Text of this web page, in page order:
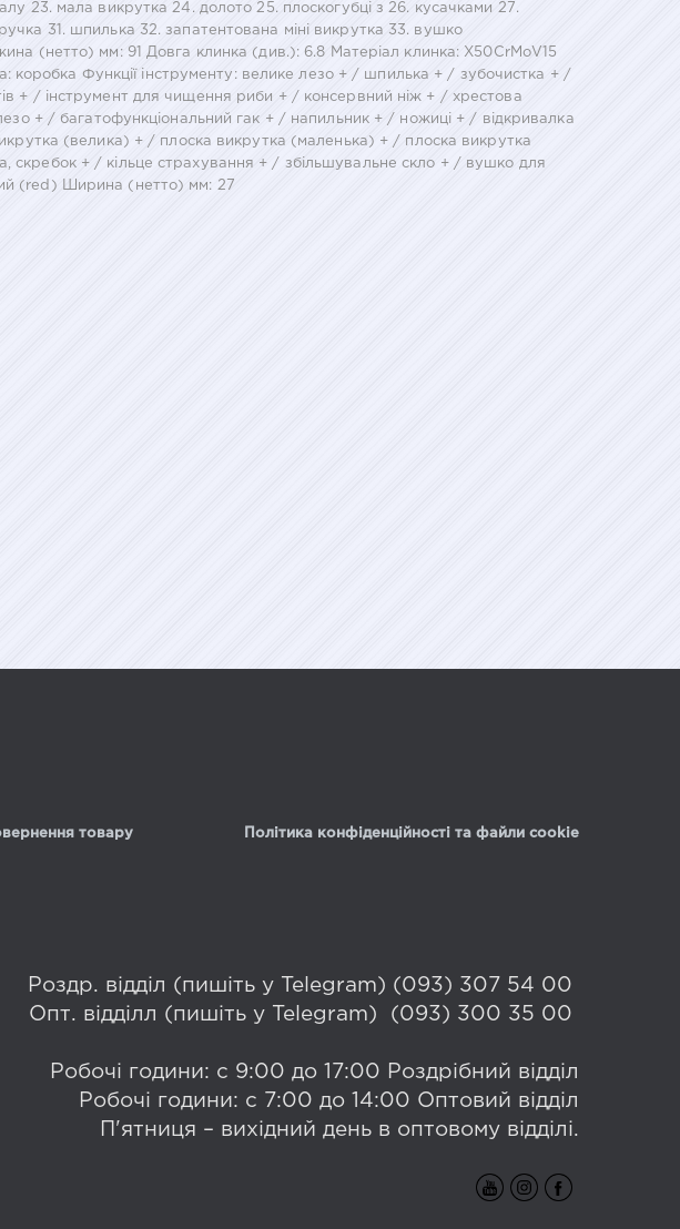
23. мала викрутка 24. долото 25. плоскогубці з 26. кусачками 27.
31. шпилька 32. запатентована міні викрутка 33. вушко
(нетто) мм: 91 Довга клинка (див.): 6.8 Матеріал клинка: X50CrMoV15
Функції інструменту: велике лезо + / шпилька + / зубочистка + /
+ / інструмент для чищення риби + / консервний ніж + / хрестова
+ / багатофункціональний гак + / напильник + / ножиці + / відкривалка
(велика) + / плоска викрутка (маленька) + / плоска викрутка
скребок + / кільце страхування + / збільшувальне скло + / вушко для
(red) Ширина (нетто) мм: 27
товару Політика конфіденційності та файли cookie
Роздр. відділ (пишіть у Telegram) (093) 307 54 00
Опт. відділл (пишіть у Telegram) (093) 300 35 00
Робочі години: с 9:00 до 17:00 Роздрібний відділ
Робочі години: с 7:00 до 14:00 Оптовий відділ
П'ятниця – вихідний день в оптовому відділі.